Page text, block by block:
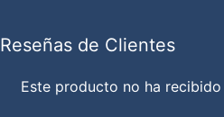
Reseñas de Clientes
Este producto no ha